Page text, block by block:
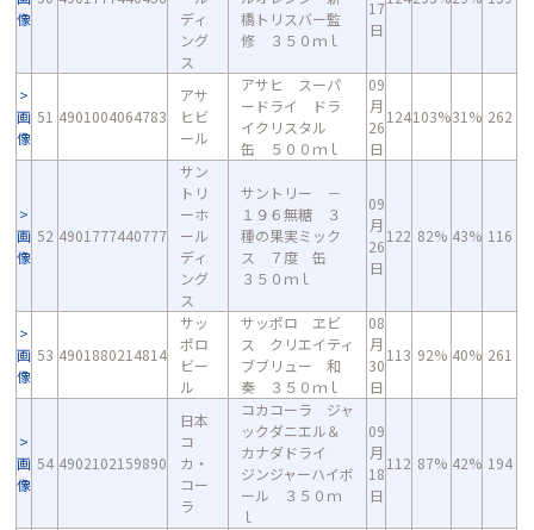
像
ディ
ング
ス
橋トリスバー監
修 ３５０ｍｌ
17
日
画
像
51 4901004064783
アサ
ヒビ
ール
アサヒ スーパ
ードライ ドラ
イクリスタル
缶 ５００ｍｌ
09
月
26
日
124103%31% 262
画
像
52 4901777440777
サン
トリ
ーホ
ール
ディ
ング
ス
サントリー －
１９６無糖 ３
種の果実ミック
ス ７度 缶
３５０ｍｌ
09
月
26
日
122 82% 43% 116
画
像
53 4901880214814
サッ
ポロ
ビー
ル
サッポロ ヱビ
ス クリエイティ
ブブリュー 和
奏 ３５０ｍｌ
08
月
30
日
113 92% 40% 261
画
像
54 4902102159890
日本
コ
カ・
コー
ラ
コカコーラ ジャ
ックダニエル＆
カナダドライ
ジンジャーハイボ
ール ３５０ｍ
ｌ
09
月
18
日
112 87% 42% 194